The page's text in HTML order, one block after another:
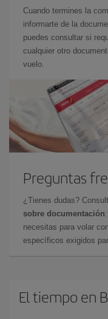
Cuando termines la
informarte de la
puedes consultar si
cualquier otro
vuelo.
Preguntas
¿Tienes dudas?
sobre documentación
necesitas para volar
específicos exigidos
El tiempo en